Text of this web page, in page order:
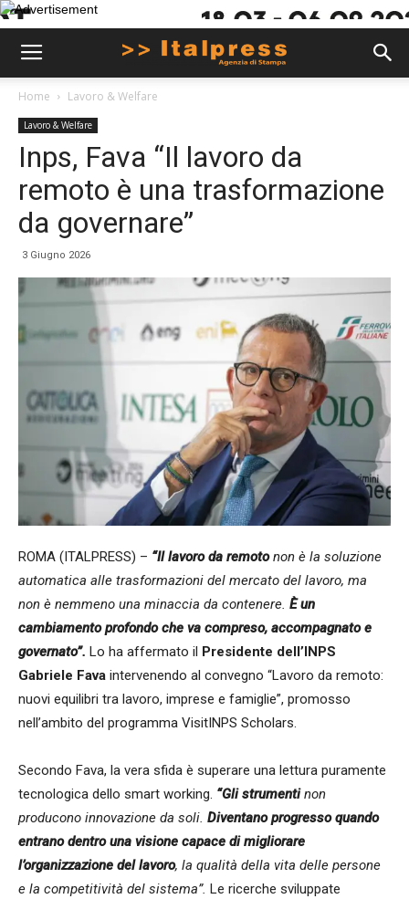
Home Lavoro & Welfare
Lavoro & Welfare
Inps, Fava “Il lavoro da
remoto è una trasformazione
da governare”
3 Giugno 2026
ROMA (ITALPRESS) – “Il lavoro da remotonon è la soluzione
automatica alle trasformazioni del mercato del lavoro, ma
non è nemmeno una minaccia da contenere. È un
cambiamento profondo che va compreso, accompagnato e
governato”. Lo ha affermato il Presidente dell’INPS
Gabriele Fava intervenendo al convegno “Lavoro da remoto:
nuovi equilibri tra lavoro, imprese e famiglie”, promosso
nell’ambito del programma VisitINPS Scholars.
Secondo Fava, la vera sfida è superare una lettura puramente
tecnologica dello smart working. “Gli strumentinon
producono innovazione da soli. Diventano progresso quando
entrano dentro una visione capace di migliorare
l’organizzazione del lavoro, la qualità della vita delle persone
e la competitività del sistema”. Le ricerche sviluppate